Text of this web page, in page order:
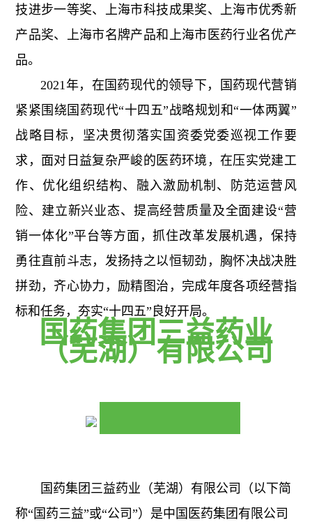
程
工
风
作
党
作
群
团
工
人
聘
息
公
招
标
信
息
相
关
告
投
者
关
警
戒
技进步一等奖、上海市科技成果奖、上海市优秀新
产品奖、上海市名牌产品和上海市医药行业名优产
品。
2021年，在国药现代的领导下，国药现代营销
紧紧围绕国药现代“十四五”战略规划和“一体两翼”
战略目标，坚决贯彻落实国资委党委巡视工作要
求，面对日益复杂严峻的医药环境，在压实党建工
作、优化组织结构、融入激励机制、防范运营风
险、建立新兴业态、提高经营质量及全面建设“营
销一体化”平台等方面，抓住改革发展机遇，保持
勇往直前斗志，发扬持之以恒韧劲，胸怀决战决胜
拼劲，齐心协力，励精图治，完成年度各项经营指
标和任务，夯实“十四五”良好开局。
国药集团三益药业
（芜湖）有限公司
国药集团三益药业（芜湖）有限公司（以下简
称“国药三益”或“公司”）是中国医药集团有限公司